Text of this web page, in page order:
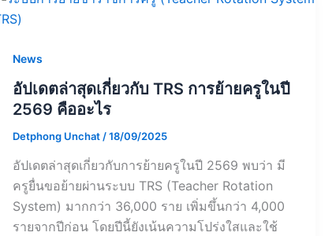
News
อัปเดตล่าสุดเกี่ยวกับ TRS การย้ายครูในปี
2569 คืออะไร
Detphong Unchat /18/09/2025
อัปเดตล่าสุดเกี่ยวกับการย้ายครูในปี 2569 พบว่า มี
ครูยื่นขอย้ายผ่านระบบ TRS (Teacher Rotation
System) มากกว่า 36,000 ราย เพิ่มขึ้นกว่า 4,000
รายจากปีก่อน โดยปีนี้ยังเน้นความโปร่งใสและใช้